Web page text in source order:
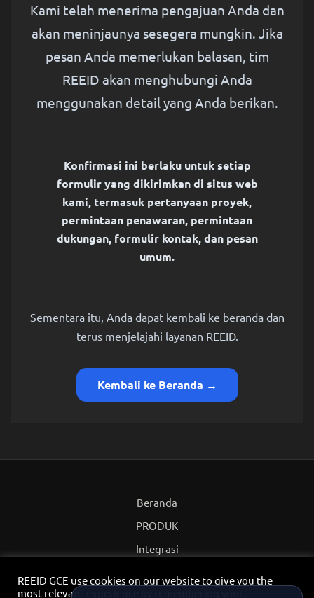
Kami telah menerima pengajuan Anda dan
akan meninjaunya sesegera mungkin. Jika
pesan Anda memerlukan balasan, tim
REEID akan menghubungi Anda
menggunakan detail yang Anda berikan.
Konfirmasi ini berlaku untuk setiap
formulir yang dikirimkan di situs web
kami, termasuk pertanyaan proyek,
permintaan penawaran, permintaan
dukungan, formulir kontak, dan pesan
umum.
Sementara itu, Anda dapat kembali ke beranda dan
terus menjelajahi layanan REEID.
Kembali ke Beranda →
Beranda
PRODUK
Integrasi
REEID GCE use cookies on our website to give you the
most relevant experience by remembering your